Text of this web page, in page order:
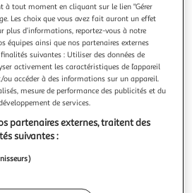
REPORTER ET FILLE DE
nous venons d'essuyer un tir
que nous soyons en vie. Nous
pour échapper à une nouvelle
sonne. Il est dans la poche de mon
de ne pas répondre. C'est l'un
le prix de ce produit ?
Afficher le prix
à tout moment en cliquant sur le lien "Gérer
Les choix que vous avez fait auront un effet
plus d’informations, reportez-vous à notre
équipes ainsi que nos partenaires externes
suivantes : Utiliser des données de
activement les caractéristiques de l’appareil
ou accéder à des informations sur un appareil.
mesure de performance des publicités et du
de services.
partenaires externes, traitent des
suivantes :